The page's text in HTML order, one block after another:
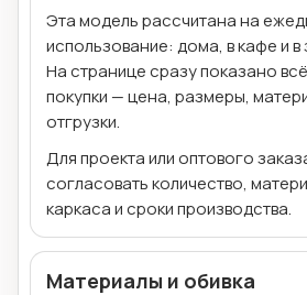
Эта модель рассчитана на
использование: дома, в кафе и
На странице сразу показано
покупки — цена, размеры,
отгрузки.
Для проекта или оптового
согласовать количество,
каркаса и сроки производства.
Материалы и обивка